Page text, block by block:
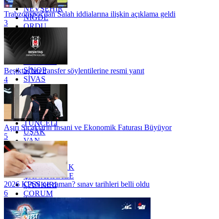
NEVŞEHİR
NİĞDE
ORDU
OSMANİYE
RİZE
SAKARYA
SİNOP
SİVAS
SİİRT
TEKİRDAĞ
TOKAT
TRABZON
TUNCELİ
UŞAK
VAN
YALOVA
YOZGAT
ZONGULDAK
ÇANAKKALE
ÇANKIRI
ÇORUM
İSTANBUL
İZMİR
Trabzonspor'dan Salah iddialarına ilişkin açıklama geldi
3
Beşiktaş'tan transfer söylentilerine resmi yanıt
4
Aşırı Sıcakların İnsani ve Ekonomik Faturası Büyüyor
5
2026 KPSS ne zaman? sınav tarihleri belli oldu
6